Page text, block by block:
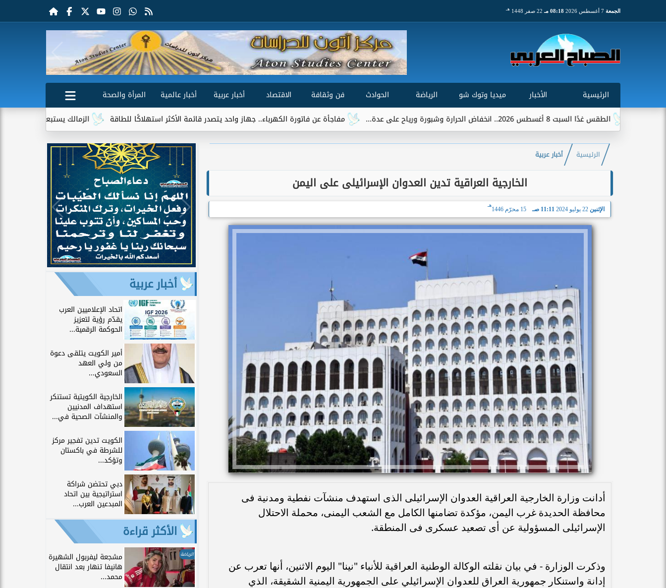
الجمعة 08:18 مـ 22 صفر 1448 هـ
الرئيسية الأخبار ميديا وتوك شو الرياضة الحوادث فن وثقافة الاقتصاد أخبار عربية أخبار عالمية
المرأة والصحة
الزمالك يستبعد 4 لاعبين شباب من حساباته في الموسم الجديد
مفاجأة عن فاتورة الكهرباء.. جهاز واحد يتصدر قائمة الأكثر استهلاكًا للطاقة الطقس غدًا السبت 8 أغسطس 2026.. انخفاض الحرارة وشبورة ورياح على عدة...
الرئيسية أخبار عربية
الخارجية العراقية تدين العدوان الإسرائيلى على اليمن
الإثنين 22 يوليو 2024 11:11 صـ 15 محرّم 1446
هـ
أدانت وزارة الخارجية العراقية العدوان الإسرائيلى الذى استهدف منشآت نفطية ومدنية فى
محافظة الحديدة غرب اليمن، مؤكدة تضامنها الكامل مع الشعب اليمنى، محملة الاحتلال
الإسرائيلى المسؤولية عن أى تصعيد عسكرى فى المنطقة.
وذكرت الوزارة - في بيان نقلته الوكالة الوطنية العراقية للأنباء "نينا" اليوم الاثنين، أنها تعرب عن
إدانة واستنكار جمهورية العراق للعدوان الإسرائيلي على الجمهورية اليمنية الشقيقة، الذي
أخبار عربية
اتحاد الإعلاميين العرب
يقدّم رؤية لتعزيز
الحوكمة الرقمية...
أمير الكويت يتلقى دعوة
من ولي العهد
السعودي...
الخارجية الكويتية تستنكر
استهداف المدنيين
والمنشآت الصحية في...
الكويت تدين تفجير مركز
للشرطة في باكستان
وتؤكد...
دبي تحتضن شراكة
استراتيجية بين اتحاد
المبدعين العرب...
الأكثر قراءة
الرياضة مشجعة ليفربول الشهيرة
هانيفا تنهار بعد انتقال
محمد...